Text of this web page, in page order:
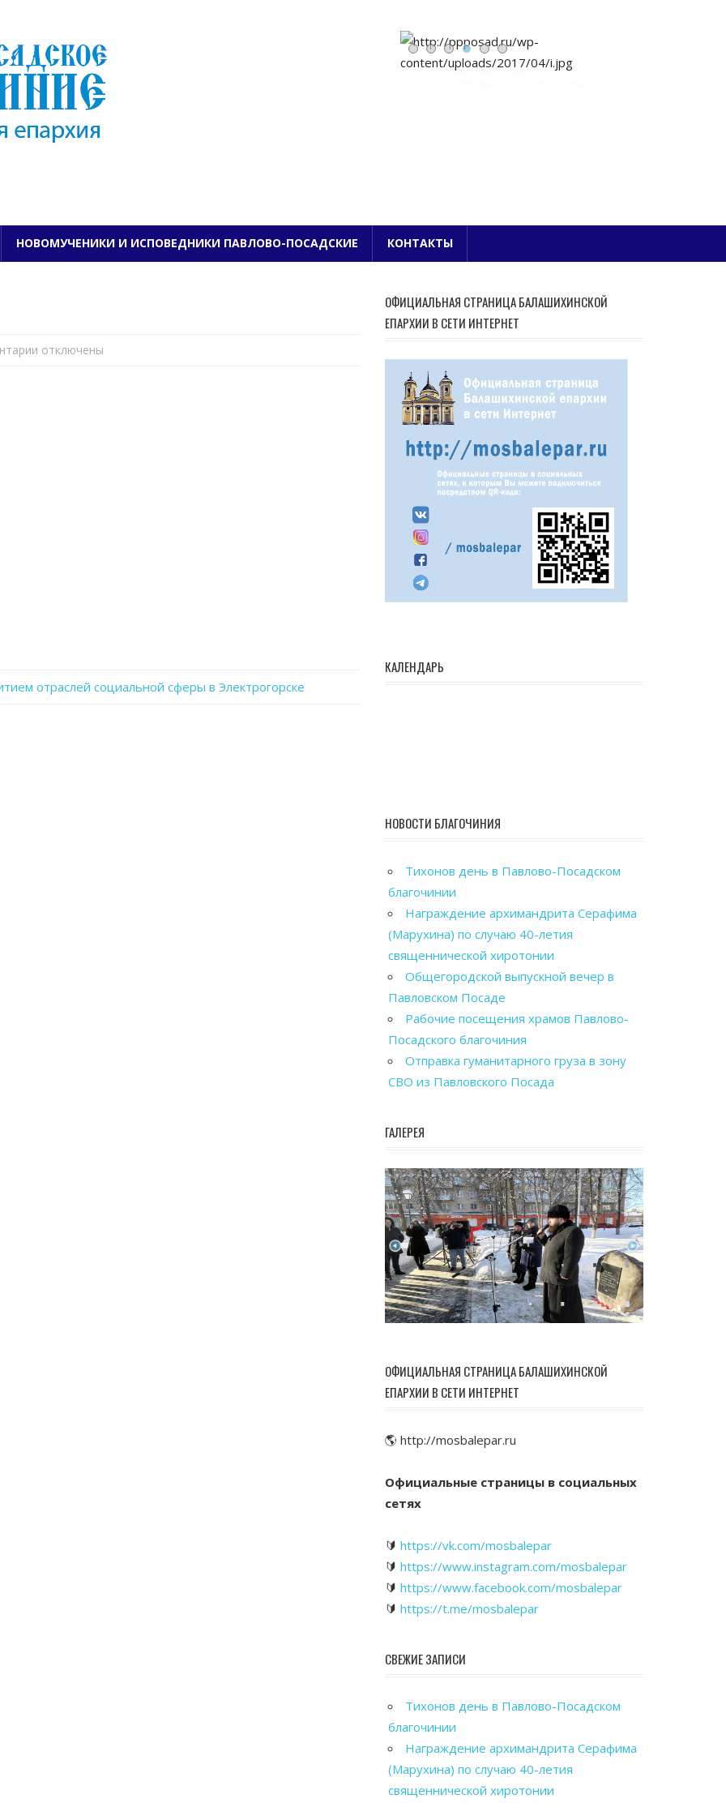
ПАВЛОВО-ПОСАДСКОЕ БЛАГОЧИНИЕ
НОВОМУЧЕНИКИ И ИСПОВЕДНИКИ ПАВЛОВО-ПОСАДСКИЕ КОНТАКТЫ
котключены
отраслей социальной сферы в Электрогорске
ОФИЦИАЛЬНАЯ СТРАНИЦА БАЛАШИХИНСКОЙ
ЕПАРХИИ В СЕТИ ИНТЕРНЕТ
КАЛЕНДАРЬ
НОВОСТИ БЛАГОЧИНИЯ
Тихонов день в Павлово-Посадском
благочинии
Награждение архимандрита Серафима
(Марухина) по случаю 40-летия
священнической хиротонии
Общегородской выпускной вечер в
Павловском Посаде
Рабочие посещения храмов Павлово-
Посадского благочиния
Отправка гуманитарного груза в зону
СВО из Павловского Посада
ГАЛЕРЕЯ
ОФИЦИАЛЬНАЯ СТРАНИЦА БАЛАШИХИНСКОЙ
ЕПАРХИИ В СЕТИ ИНТЕРНЕТ
🌎 http://mosbalepar.ru
Официальные страницы в социальных
сетях
🔰 https://vk.com/mosbalepar
🔰 https://www.instagram.com/mosbalepar
🔰 https://www.facebook.com/mosbalepar
🔰 https://t.me/mosbalepar
СВЕЖИЕ ЗАПИСИ
Тихонов день в Павлово-Посадском
благочинии
Награждение архимандрита Серафима
(Марухина) по случаю 40-летия
священнической хиротонии